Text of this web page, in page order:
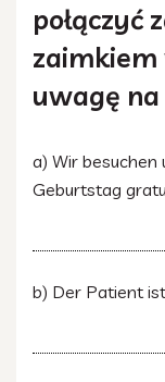
połączyć
uwagę
a) Wir besuchen
Geburtstag
b) Der Patient